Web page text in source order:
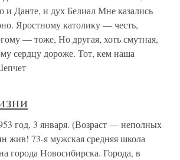
Данте, и дух Белиал Мне казались
Яростному католику — честь,
— тоже, Но другая, хоть смутная,
сердцу дороже. Тот, кем наша
год, 3 января. (Возраст — неполных
жив! 73-я мужская средняя школа
города Новосибирска. Города, в